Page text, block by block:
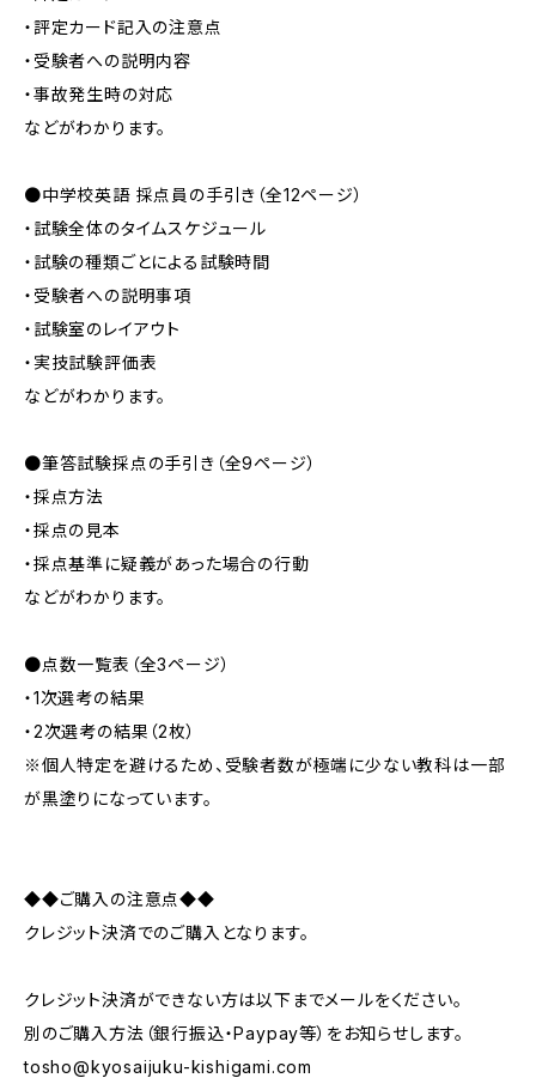
・評定カード記入の注意点
・受験者への説明内容
・事故発生時の対応
などがわかります。
●中学校英語 採点員の手引き（全12ページ）
・試験全体のタイムスケジュール
・試験の種類ごとによる試験時間
・受験者への説明事項
・試験室のレイアウト
・実技試験評価表
などがわかります。
●筆答試験採点の手引き（全9ページ）
・採点方法
・採点の見本
・採点基準に疑義があった場合の行動
などがわかります。
●点数一覧表（全3ページ）
・1次選考の結果
・2次選考の結果（2枚）
※個人特定を避けるため、受験者数が極端に少ない教科は一部
が黒塗りになっています。
◆◆ご購入の注意点◆◆
クレジット決済でのご購入となります。
クレジット決済ができない方は以下までメールをください。
別のご購入方法（銀行振込・Paypay等）をお知らせします。
tosho@kyosaijuku-kishigami.com